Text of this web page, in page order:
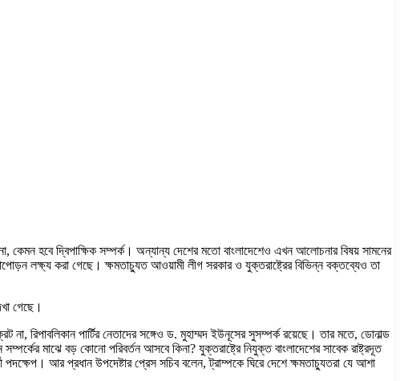
কেমন হবে দ্বিপাক্ষিক সম্পর্ক। অন্যান্য দেশের মতো বাংলাদেশেও এখন আলোচনার বিষয় সামনের
লক্ষ্য করা গেছে। ক্ষমতাচ্যুত আওয়ামী লীগ সরকার ও যুক্তরাষ্ট্রের বিভিন্ন বক্তব্যেও তা
গেছে।
রিপাবলিকান পার্টির নেতাদের সঙ্গেও ড. মুহাম্মদ ইউনূসের সুসম্পর্ক রয়েছে। তার মতে, ডোনাল্ড
মাঝে বড় কোনো পরিবর্তন আসবে কিনা? যুক্তরাষ্ট্রে নিযুক্ত বাংলাদেশের সাবেক রাষ্ট্রদূত
পদক্ষেপ। আর প্রধান উপদেষ্টার প্রেস সচিব বলেন, ট্রাম্পকে ঘিরে দেশে ক্ষমতাচ্যুতরা যে আশা